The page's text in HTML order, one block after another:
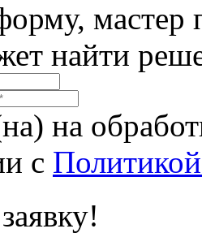
мастер
найти
на
с